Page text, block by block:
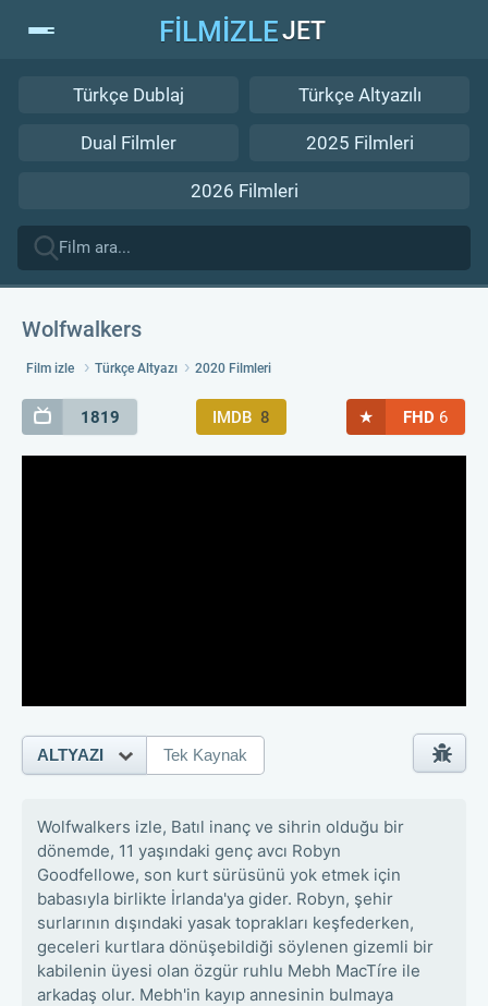
FİLMİZLEJET
Türkçe Dublaj Türkçe Altyazılı
Dual Filmler 2025 Filmleri
2026 Filmleri
Wolfwalkers
Film izle Türkçe Altyazı 2020 Filmleri
1819 IMDB 8 ★ FHD 6
Wolfwalkers izle, Batıl inanç ve sihrin olduğu bir
dönemde, 11 yaşındaki genç avcı Robyn
Goodfellowe, son kurt sürüsünü yok etmek için
babasıyla birlikte İrlanda'ya gider. Robyn, şehir
surlarının dışındaki yasak toprakları keşfederken,
geceleri kurtlara dönüşebildiği söylenen gizemli bir
kabilenin üyesi olan özgür ruhlu Mebh MacTíre ile
arkadaş olur. Mebh'in kayıp annesinin bulmaya
ALTYAZI Tek Kaynak